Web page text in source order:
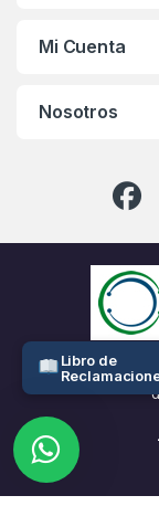
Mi Cuenta
Nosotros
Libro de